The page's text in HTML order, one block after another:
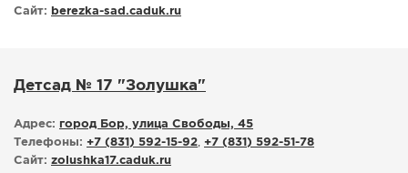
Сайт:
berezka-sad.caduk.ru
Детсад № 17 "Золушка"
Адрес: город Бор, улица Свободы, 45
Телефоны: +7 (831) 592-15-92
+7 (831) 592-51-78
Сайт: zolushka17.caduk.ru